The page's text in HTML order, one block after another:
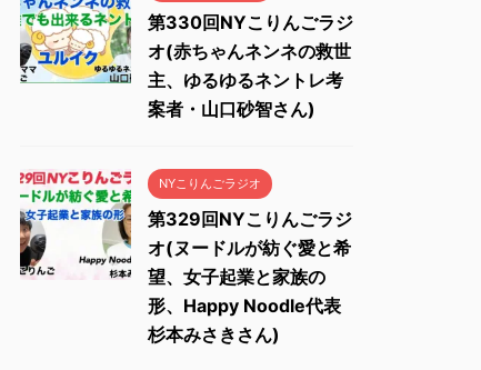
第330回NYこりんごラジ
オ(赤ちゃんネンネの救世
主、ゆるゆるネントレ考
案者・山口砂智さん)
NYこりんごラジオ
第329回NYこりんごラジ
オ(ヌードルが紡ぐ愛と希
望、女子起業と家族の
形、Happy Noodle代表
杉本みさきさん)